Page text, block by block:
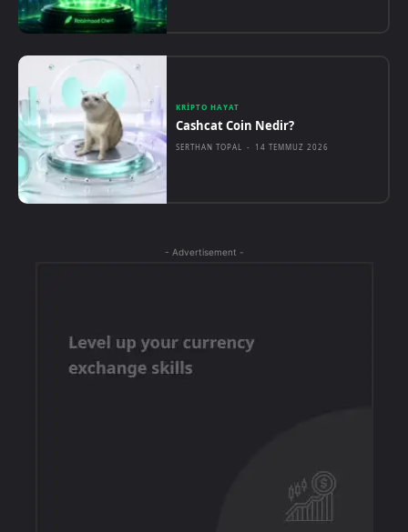
KRIPTO HAYAT
Cashcat Coin Nedir?
SERTHAN TOPAL - 14 TEMMUZ 2026
- Advertisement -